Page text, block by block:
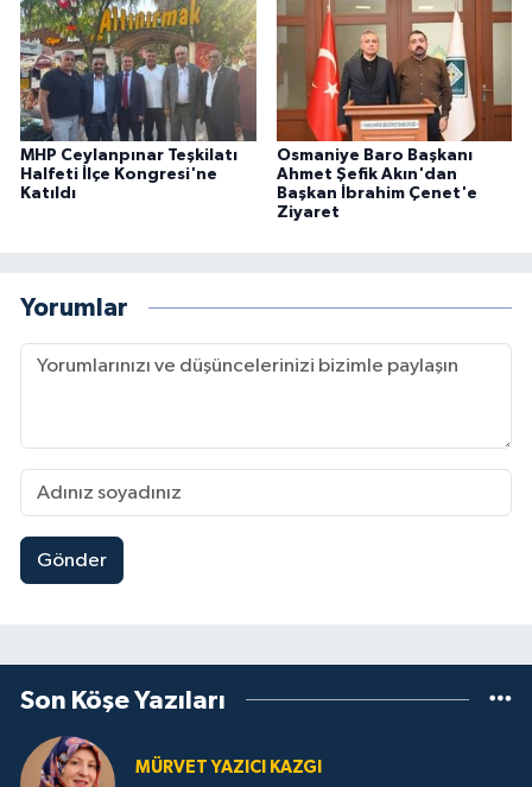
MHP Ceylanpınar Teşkilatı
Halfeti İlçe Kongresi'ne
Katıldı
Osmaniye Baro Başkanı
Ahmet Şefik Akın'dan
Başkan İbrahim Çenet'e
Ziyaret
Yorumlar
Gönder
Son Köşe Yazıları
MÜRVET YAZICI KAZGI